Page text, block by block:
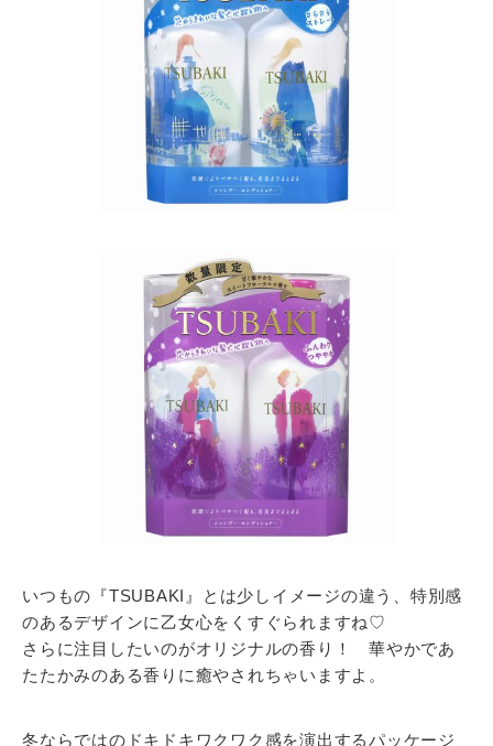
いつもの『TSUBAKI』とは少しイメージの違う、特別感
のあるデザインに乙女心をくすぐられますね♡
さらに注目したいのがオリジナルの香り！ 華やかであ
たたかみのある香りに癒やされちゃいますよ。
冬ならではのドキドキワクワク感を演出するパッケージ